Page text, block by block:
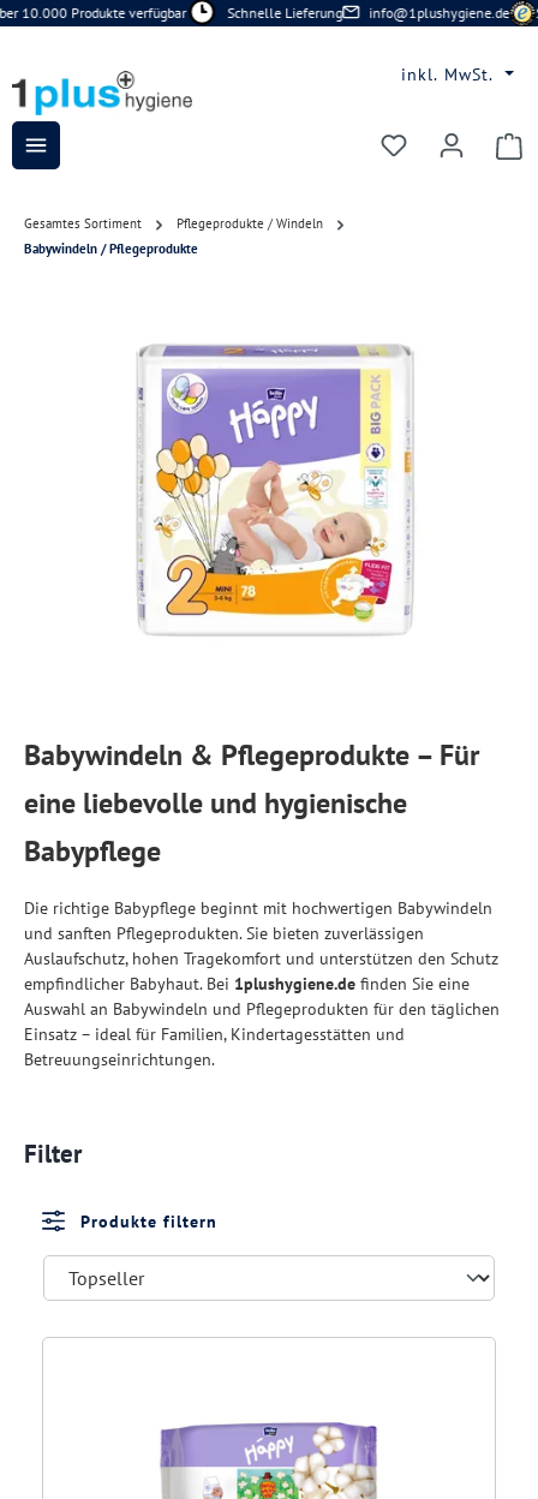
Zum Hauptinhalt springen
10.000 Produkte verfügbar Schnelle Lieferung info@1plushygiene.de
inkl. MwSt.
Du hast 0
Gesamtes Sortiment
Pflegeprodukte / Windeln
Babywindeln / Pflegeprodukte
Babywindeln & Pflegeprodukte – Für
eine liebevolle und hygienische
Babypflege
Die richtige Babypflege beginnt mit hochwertigen Babywindeln
und sanften Pflegeprodukten. Sie bieten zuverlässigen
Auslaufschutz, hohen Tragekomfort und unterstützen den Schutz
empfindlicher Babyhaut. Bei 1plushygiene.de finden Sie eine
Auswahl an Babywindeln und Pflegeprodukten für den täglichen
Einsatz – ideal für Familien, Kindertagesstätten und
Betreuungseinrichtungen.
Filter
Produkte filtern